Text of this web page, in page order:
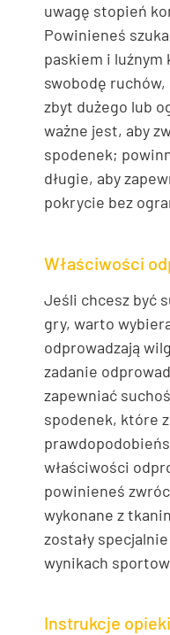
uwagę stopień
Powinieneś
paskiem i luźnym
swobodę
zbyt dużego lub
ważne jest, aby
spodenek;
długie, aby
pokrycie bez
Właściwości
Jeśli chcesz być
gry, warto
odprowadzają
zadanie
zapewniać
spodenek, które
właściwości
powinieneś
wykonane z
zostały
wynikach
Instrukcje opieki